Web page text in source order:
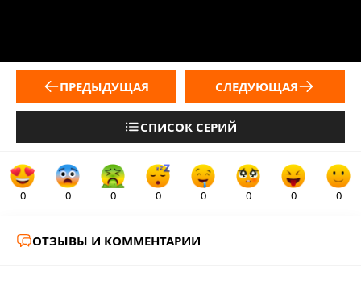
ПРЕДЫДУЩАЯ
СПИСОК СЕРИЙ
СЛЕДУЮЩАЯ
0 0 0 0 0 0 0 0
ОТЗЫВЫ И КОММЕНТАРИИ